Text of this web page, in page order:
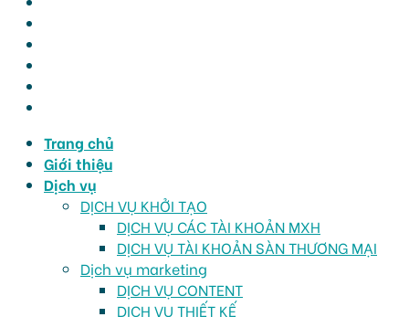
Trang chủ
Giới thiệu
Dịch vụ
DỊCH VỤ KHỞI TẠO
DỊCH VỤ CÁC TÀI KHOẢN MXH
DỊCH VỤ TÀI KHOẢN SÀN THƯƠNG MẠI
Dịch vụ marketing
DỊCH VỤ CONTENT
DỊCH VỤ THIẾT KẾ